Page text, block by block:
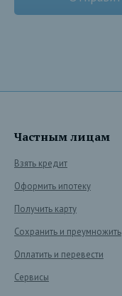
Частным лицам
Взять кредит
Оформить ипотеку
Получить карту
Сохранить и преумножить
Оплатить и перевести
Сервисы